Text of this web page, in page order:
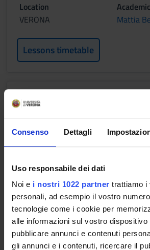
Consenso Dettagli
Uso responsabile dei dati
Noi e i nostri 1022 partner trattiamo i
personali, ad esempio il vostro
tecnologie come i cookie per
alle informazioni sul vostro dispositivo
pubblicare annunci e contenuti
gli annunci e i contenuti, ricercare il
Location
VERONA
Mattia
Lessons timetable
Neuroanatomy and
the higher cortical
Credits
1 SEMESTRE PROFESSIONI SANITARIE
Location
VERONA
Federico
Lessons timetable